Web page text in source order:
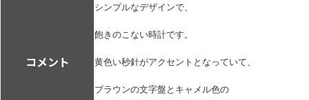
コメント
シンプルなデザインで、
飽きのこない時計です。
黄色い秒針がアクセントとなっていて、
ブラウンの文字盤とキャメル色の